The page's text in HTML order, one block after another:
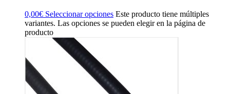
0,00€ Seleccionar opciones Este producto tiene múltiples
variantes. Las opciones se pueden elegir en la página de
producto